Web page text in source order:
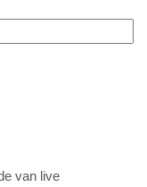
van live